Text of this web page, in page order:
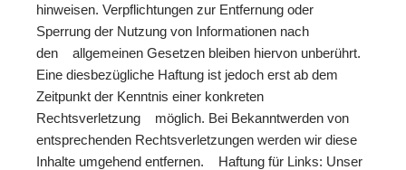
hinweisen. Verpflichtungen zur Entfernung oder
Sperrung der Nutzung von Informationen nach
den allgemeinen Gesetzen bleiben hiervon unberührt.
Eine diesbezügliche Haftung ist jedoch erst ab dem
Zeitpunkt der Kenntnis einer konkreten
Rechtsverletzung möglich. Bei Bekanntwerden von
entsprechenden Rechtsverletzungen werden wir diese
Inhalte umgehend entfernen. Haftung für Links: Unser